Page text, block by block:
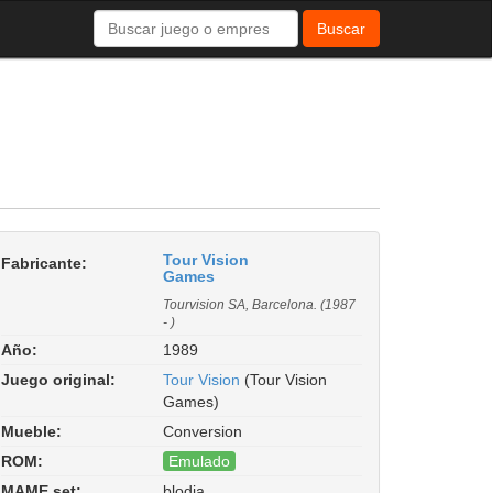
Buscar
Fabricante:
Tour Vision
Games
Tourvision SA, Barcelona. (1987
- )
Año:
1989
Juego original:
Tour Vision (Tour Vision
Games)
Mueble:
Conversion
ROM:
Emulado